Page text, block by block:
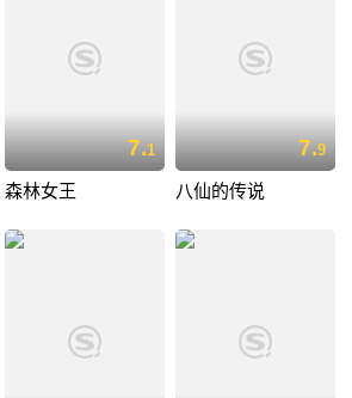
7.1
森林女王
7.9
八仙的传说